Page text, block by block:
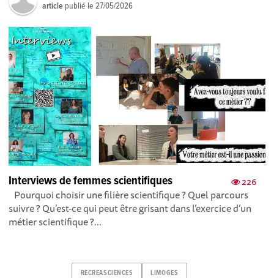
article publié le27/05/2026
226
Interviews de femmes scientifiques
Pourquoi choisir une filière scientifique ? Quel parcours
suivre ? Qu’est-ce qui peut être grisant dans l’exercice d’un
métier scientifique ?...
RECREASCIENCES LIMOGES